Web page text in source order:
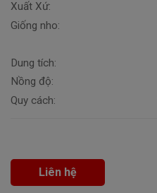
Xuất Xứ:
Giống nho:
Dung tích:
Nồng độ:
Quy cách:
Liên hệ